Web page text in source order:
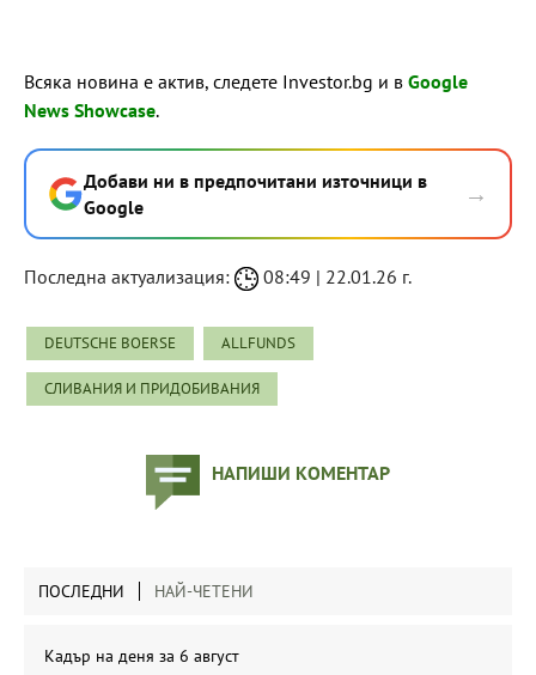
Всяка новина е актив, следете Investor.bg и в Google
News Showcase.
Добави ни в предпочитани източници в
Google
→
Последна актуализация: 08:49 | 22.01.26 г.
DEUTSCHE BOERSE ALLFUNDS
СЛИВАНИЯ И ПРИДОБИВАНИЯ
НАПИШИ КОМЕНТАР
ПОСЛЕДНИ НАЙ-ЧЕТЕНИ
Кадър на деня за 6 август